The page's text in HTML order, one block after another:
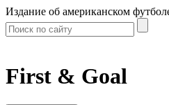
Издание об американском
First & Goal